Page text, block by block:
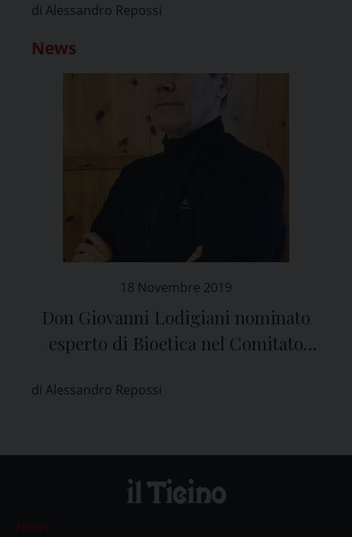
di Alessandro Repossi
News
18 Novembre 2019
Don Giovanni Lodigiani nominato
esperto di Bioetica nel Comitato
di Alessandro Repossi
News